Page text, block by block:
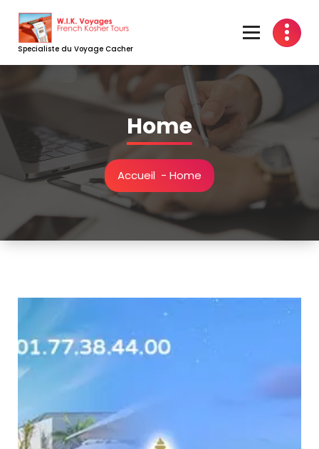
contenu
Specialiste du Voyage Cacher
Home
Accueil - Home